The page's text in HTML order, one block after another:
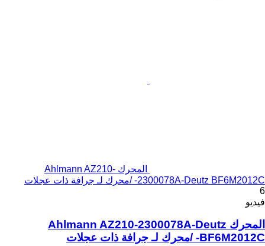
المحرك Ahlmann AZ210-
2300078A-Deutz BF6M2012C- /محرك لـ جرافة ذات عجلات
6
فيديو
المحرك Ahlmann AZ210-2300078A-Deutz
BF6M2012C- /محرك لـ جرافة ذات عجلات